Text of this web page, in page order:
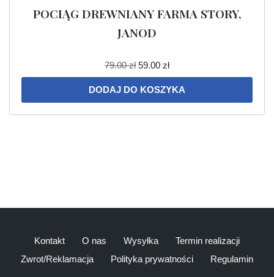
POCIĄG DREWNIANY FARMA STORY,
JANOD
79.00zł 59.00 zł
DODAJ DO KOSZYKA
Kontakt O nas Wysyłka
Termin realizacji
Zwrot/Reklamacja
Polityka prywatności Regulamin